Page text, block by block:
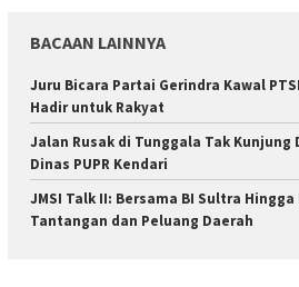
BACAAN LAINNYA
‎Juru Bicara Partai Gerindra Kawal
Hadir untuk Rakyat
Jalan Rusak di Tunggala Tak Kunjung
Dinas PUPR Kendari
JMSI Talk II: Bersama BI Sultra
Tantangan dan Peluang Daerah